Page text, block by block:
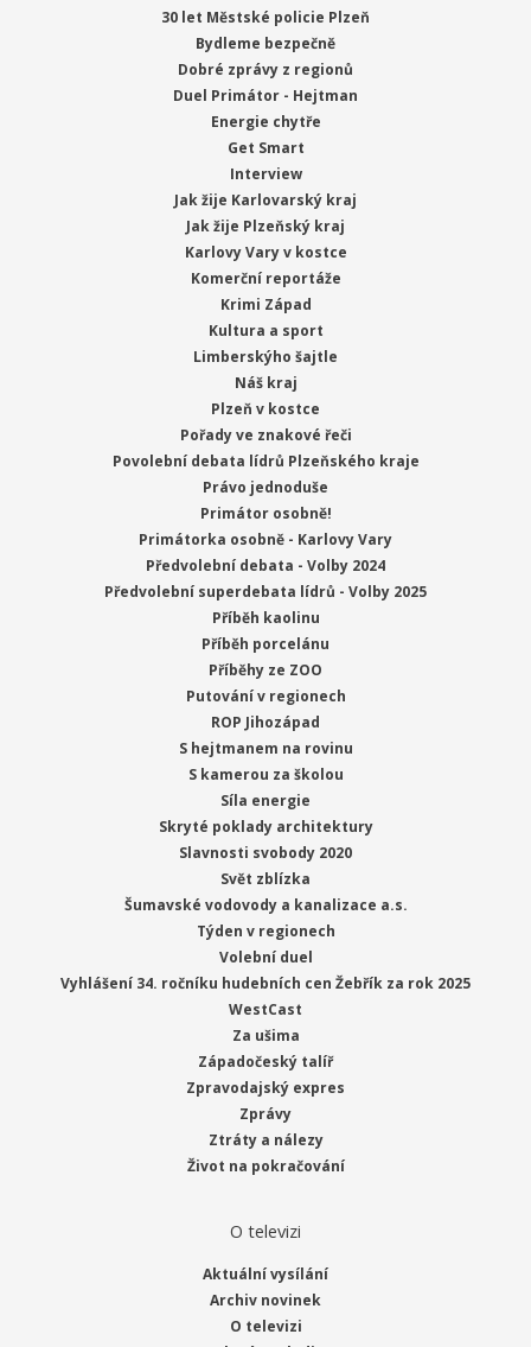
30 let Městské policie Plzeň
Bydleme bezpečně
Dobré zprávy z regionů
Duel Primátor - Hejtman
Energie chytře
Get Smart
Interview
Jak žije Karlovarský kraj
Jak žije Plzeňský kraj
Karlovy Vary v kostce
Komerční reportáže
Krimi Západ
Kultura a sport
Limberskýho šajtle
Náš kraj
Plzeň v kostce
Pořady ve znakové řeči
Povolební debata lídrů Plzeňského kraje
Právo jednoduše
Primátor osobně!
Primátorka osobně - Karlovy Vary
Předvolební debata - Volby 2024
Předvolební superdebata lídrů - Volby 2025
Příběh kaolinu
Příběh porcelánu
Příběhy ze ZOO
Putování v regionech
ROP Jihozápad
S hejtmanem na rovinu
S kamerou za školou
Síla energie
Skryté poklady architektury
Slavnosti svobody 2020
Svět zblízka
Šumavské vodovody a kanalizace a.s.
Týden v regionech
Volební duel
Vyhlášení 34. ročníku hudebních cen Žebřík za rok 2025
WestCast
Za ušima
Západočeský talíř
Zpravodajský expres
Zprávy
Ztráty a nálezy
Život na pokračování
O televizi
Aktuální vysílání
Archiv novinek
O televizi